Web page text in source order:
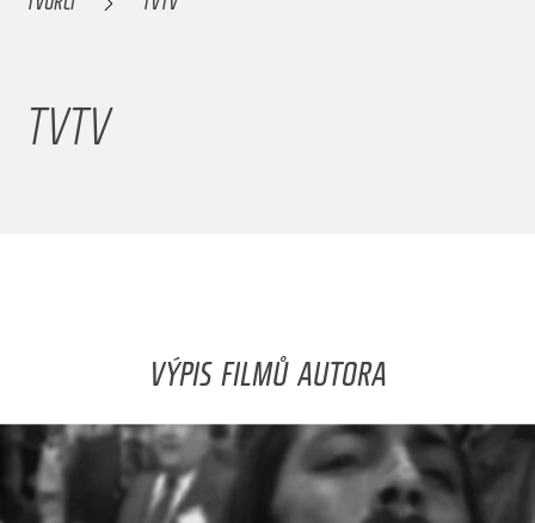
TVTV
VÝPIS FILMŮ AUTORA